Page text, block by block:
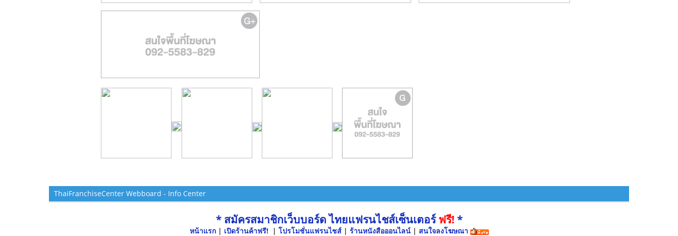
ThaiFranchiseCenter Webboard - Info Center
* สมัครสมาชิกเว็บบอร์ด ไทยแฟรนไชส์เซ็นเตอร์ฟรี! *
หน้าแรก| เปิดร้านค้าฟรี! | โปรโมชั่นแฟรนไชส์ | ร้านหนังสือออนไลน์ | สนใจลงโฆษณา